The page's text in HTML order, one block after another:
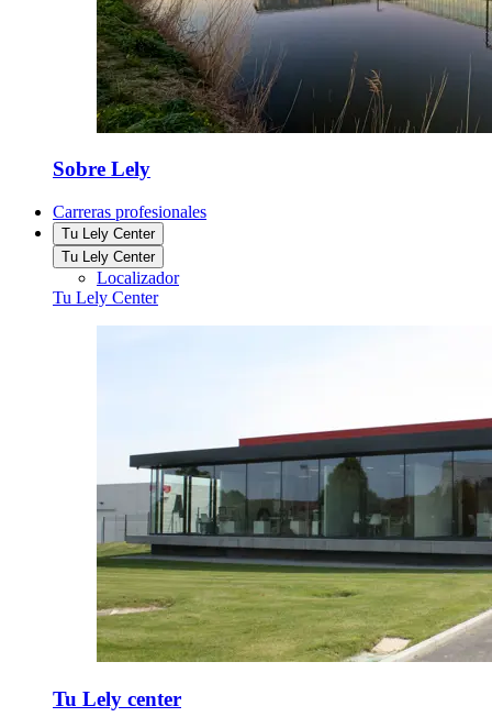
Sobre Lely
Carreras profesionales
Tu Lely Center
Tu Lely Center
Localizador
Tu Lely Center
Tu Lely center